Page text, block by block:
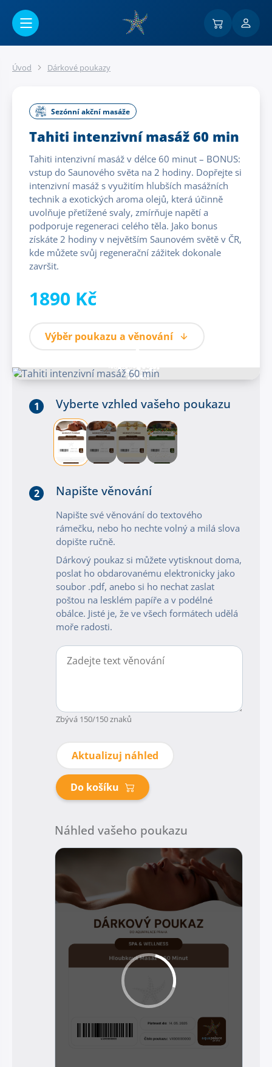
Úvod Dárkové poukazy
Sezónní akční masáže
Tahiti intenzivní masáž 60 min
Tahiti intenzivní masáž v délce 60 minut – BONUS:
vstup do Saunového světa na 2 hodiny. Dopřejte si
intenzivní masáž s využitím hlubších masážních
technik a exotických aroma olejů, která účinně
uvolňuje přetížené svaly, zmírňuje napětí a
podporuje regeneraci celého těla. Jako bonus
získáte 2 hodiny v největším Saunovém světě v ČR,
kde můžete svůj regenerační zážitek dokonale
završit.
1890 Kč
Výběr poukazu a věnování
1 Vyberte vzhled vašeho poukazu
2 Napište věnování
Napište své věnování do textového
rámečku, nebo ho nechte volný a milá slova
dopište ručně.
Dárkový poukaz si můžete vytisknout doma,
poslat ho obdarovanému elektronicky jako
soubor .pdf, anebo si ho nechat zaslat
poštou na lesklém papíře a v podélné
obálce. Jisté je, že ve všech formátech udělá
moře radosti.
Zbývá 150/150 znaků
Aktualizuj náhled
Do košíku
Náhled vašeho poukazu